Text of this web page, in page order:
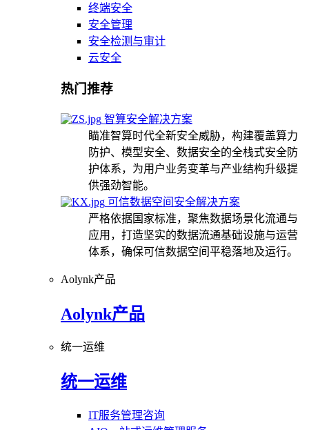
终端安全
安全管理
安全检测与审计
云安全
热门推荐
智算安全解决方案
瞄准智算时代全新安全威胁，构建覆盖算力
防护、模型安全、数据安全的全栈式安全防
护体系，为用户业务变革与产业结构升级提
供强劲智能。
可信数据空间安全解决方案
严格依据国家标准，聚焦数据场景化流通与
应用，打造坚实的数据流通基础设施与运营
体系，确保可信数据空间平稳落地及运行。
Aolynk产品
Aolynk产品
统一运维
统一运维
IT服务管理咨询